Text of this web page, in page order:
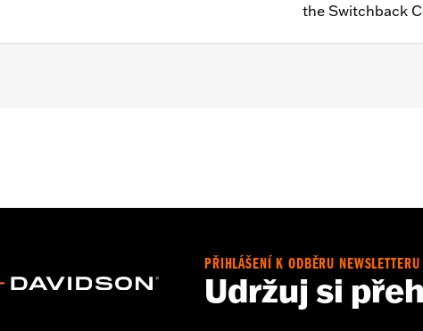
the Switchback
hand grips, installation instructionsPŘIHLÁŠENÍ K ODBĚRU NEWSLETTERU
Udržuj si